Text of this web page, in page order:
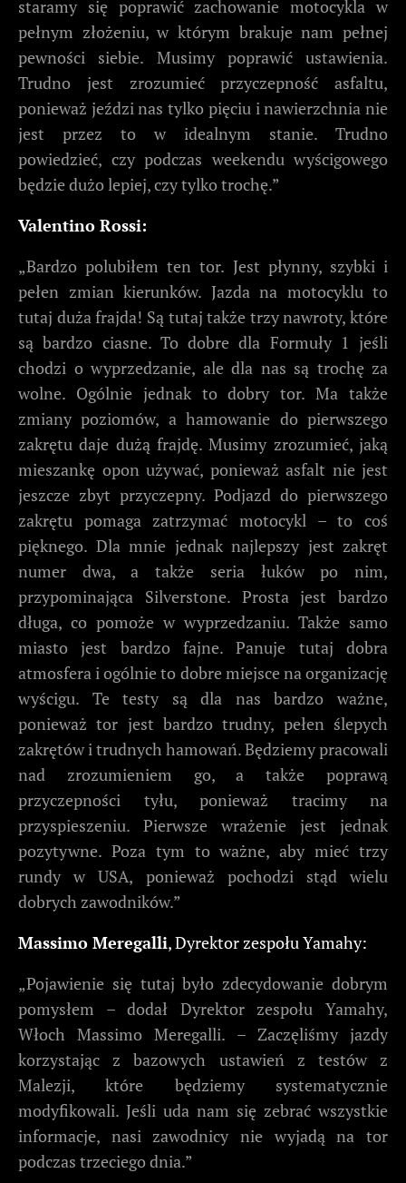
staramy się poprawić zachowanie motocykla w
pełnym złożeniu, w którym brakuje nam pełnej
pewności siebie. Musimy poprawić ustawienia.
Trudno jest zrozumieć przyczepność asfaltu,
ponieważ jeździ nas tylko pięciu i nawierzchnia nie
jest przez to w idealnym stanie. Trudno
powiedzieć, czy podczas weekendu wyścigowego
będzie dużo lepiej, czy tylko trochę.”
Valentino Rossi:
„Bardzo polubiłem ten tor. Jest płynny, szybki i
pełen zmian kierunków. Jazda na motocyklu to
tutaj duża frajda! Są tutaj także trzy nawroty, które
są bardzo ciasne. To dobre dla Formuły 1 jeśli
chodzi o wyprzedzanie, ale dla nas są trochę za
wolne. Ogólnie jednak to dobry tor. Ma także
zmiany poziomów, a hamowanie do pierwszego
zakrętu daje dużą frajdę. Musimy zrozumieć, jaką
mieszankę opon używać, ponieważ asfalt nie jest
jeszcze zbyt przyczepny. Podjazd do pierwszego
zakrętu pomaga zatrzymać motocykl – to coś
pięknego. Dla mnie jednak najlepszy jest zakręt
numer dwa, a także seria łuków po nim,
przypominająca Silverstone. Prosta jest bardzo
długa, co pomoże w wyprzedzaniu. Także samo
miasto jest bardzo fajne. Panuje tutaj dobra
atmosfera i ogólnie to dobre miejsce na organizację
wyścigu. Te testy są dla nas bardzo ważne,
ponieważ tor jest bardzo trudny, pełen ślepych
zakrętów i trudnych hamowań. Będziemy pracowali
nad zrozumieniem go, a także poprawą
przyczepności tyłu, ponieważ tracimy na
przyspieszeniu. Pierwsze wrażenie jest jednak
pozytywne. Poza tym to ważne, aby mieć trzy
rundy w USA, ponieważ pochodzi stąd wielu
dobrych zawodników.”
Massimo Meregalli, Dyrektor zespołu Yamahy:
„Pojawienie się tutaj było zdecydowanie dobrym
pomysłem – dodał Dyrektor zespołu Yamahy,
Włoch Massimo Meregalli. – Zaczęliśmy jazdy
korzystając z bazowych ustawień z testów z
Malezji, które będziemy systematycznie
modyfikowali. Jeśli uda nam się zebrać wszystkie
informacje, nasi zawodnicy nie wyjadą na tor
podczas trzeciego dnia.”